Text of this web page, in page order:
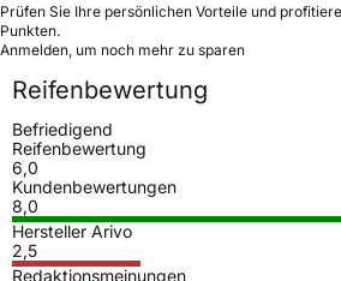
Prüfen Sie Ihre persönlichen Vorteile und
Punkten.
Anmelden, um noch mehr zu sparen
Reifenbewertung
Befriedigend
Reifenbewertung
6,0
Kundenbewertungen
8,0
Hersteller Arivo
2,5
Redaktionsmeinungen